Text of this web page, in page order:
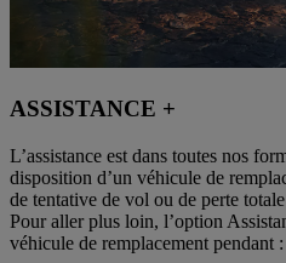
ASSISTANCE +
L’assistance est dans toutes nos
disposition d’un véhicule de
de tentative de vol ou de perte
Pour aller plus loin, l’option
véhicule de remplacement pendant :